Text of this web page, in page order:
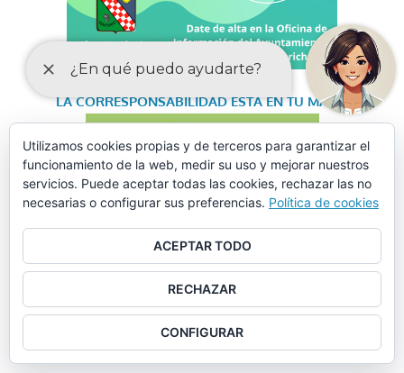
LA CORRESPONSABILIDADESTÁ EN TU MANO
ANUNCIO: Programa de Cooperación de Inversiones y
Servicios – PLAN CONTIGO
POLÍTICA DE CALIDAD: EDIFICIO DE FORMACIÓN-
GUADALINFO
OBJETOS PERDIDOS
Utilizamos cookies propias y de terceros para garantizar el
funcionamiento de la web, medir su uso y mejorar nuestros
servicios. Puede aceptar todas las cookies, rechazar las no
necesarias o configurar sus preferencias. Política de cookies
ACEPTAR TODO
RECHAZAR
CONFIGURAR